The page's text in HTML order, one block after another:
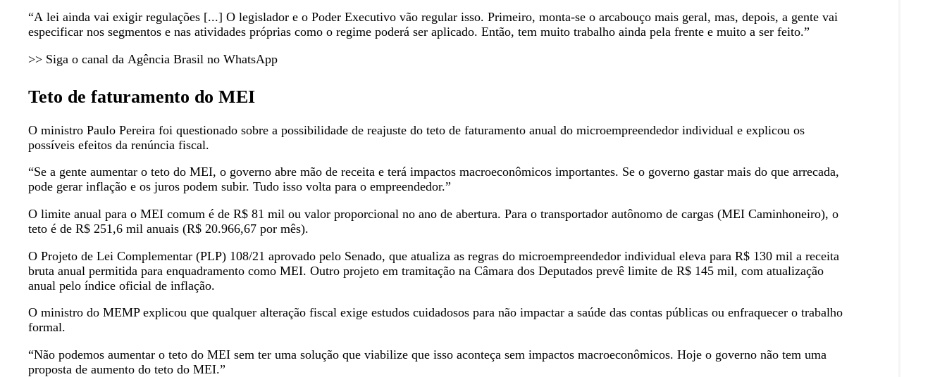
“A lei ainda vai exigir regulações [...] O legislador e o Poder Executivo vão regular isso. Primeiro, monta-se o arcabouço mais geral, mas, depois, a gente vai
especificar nos segmentos e nas atividades próprias como o regime poderá ser aplicado. Então, tem muito trabalho ainda pela frente e muito a ser feito.”
>> Siga o canal da Agência Brasil no WhatsApp
Teto de faturamento do MEI
O ministro Paulo Pereira foi questionado sobre a possibilidade de reajuste do teto de faturamento anual do microempreendedor individual e explicou os
possíveis efeitos da renúncia fiscal.
“Se a gente aumentar o teto do MEI, o governo abre mão de receita e terá impactos macroeconômicos importantes. Se o governo gastar mais do que arrecada,
pode gerar inflação e os juros podem subir. Tudo isso volta para o empreendedor.”
O limite anual para o MEI comum é de R$ 81 mil ou valor proporcional no ano de abertura. Para o transportador autônomo de cargas (MEI Caminhoneiro), o
teto é de R$ 251,6 mil anuais (R$ 20.966,67 por mês).
O Projeto de Lei Complementar (PLP) 108/21 aprovado pelo Senado, que atualiza as regras do microempreendedor individual eleva para R$ 130 mil a receita
bruta anual permitida para enquadramento como MEI. Outro projeto em tramitação na Câmara dos Deputados prevê limite de R$ 145 mil, com atualização
anual pelo índice oficial de inflação.
O ministro do MEMP explicou que qualquer alteração fiscal exige estudos cuidadosos para não impactar a saúde das contas públicas ou enfraquecer o trabalho
formal.
“Não podemos aumentar o teto do MEI sem ter uma solução que viabilize que isso aconteça sem impactos macroeconômicos. Hoje o governo não tem uma
proposta de aumento do teto do MEI.”